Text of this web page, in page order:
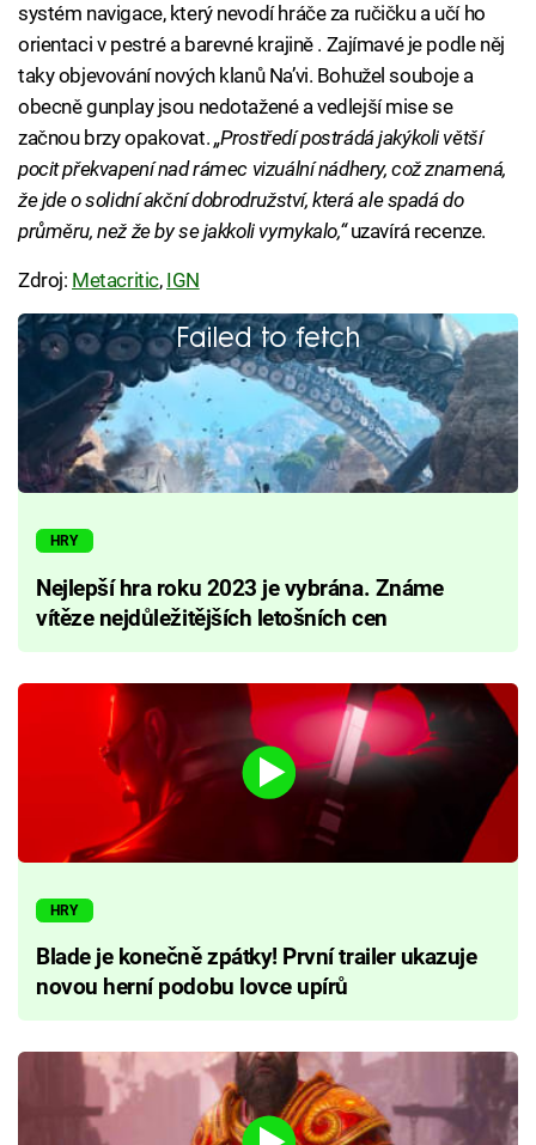
systém navigace, který nevodí hráče za ručičku a učí ho
orientaci v pestré a barevné krajině . Zajímavé je podle něj
taky objevování nových klanů Na’vi. Bohužel souboje a
obecně gunplay jsou nedotažené a vedlejší mise se
začnou brzy opakovat. „Prostředí postrádá jakýkoli větší
pocit překvapení nad rámec vizuální nádhery, což znamená,
že jde o solidní akční dobrodružství, která ale spadá do
průměru, než že by se jakkoli vymykalo,“uzavírá recenze.
Zdroj: Metacritic, IGN
Failed to fetch
HRY
Nejlepší hra roku 2023 je vybrána. Známe
vítěze nejdůležitějších letošních cen
HRY
Blade je konečně zpátky! První trailer ukazuje
novou herní podobu lovce upírů